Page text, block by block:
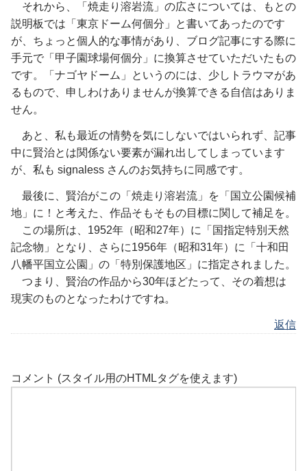
それから、「焼走り溶岩流」の広さについては、もとの
説明板では「東京ドーム何個分」と書いてあったのです
が、ちょっと個人的な事情があり、ブログ記事にする際に
手元で「甲子園球場何個分」に換算させていただいたもの
です。「ナゴヤドーム」というのには、少しトラウマがあ
るもので、申しわけありませんが換算できる自信はありま
せん。
あと、私も最近の情勢を気にしないではいられず、記事
中に賢治とは関係ない要素が漏れ出してしまっています
が、私も signaless さんのお気持ちに同感です。
最後に、賢治がこの「焼走り溶岩流」を「国立公園候補
地」に！と考えた、作品そもそもの目標に関して補足を。
この場所は、1952年（昭和27年）に「国指定特別天然
記念物」となり、さらに1956年（昭和31年）に「十和田
八幡平国立公園」の「特別保護地区」に指定されました。
つまり、賢治の作品から30年ほどたって、その着想は
現実のものとなったわけですね。
返信
コメント (スタイル用のHTMLタグを使えます)